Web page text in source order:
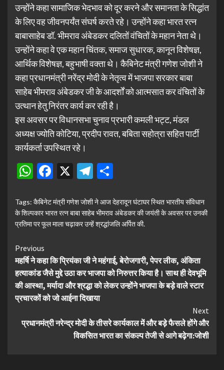
उन्होंने कहा सामाजिक भेदभाव को दूर करने और समानता के सिद्धांत
के लिए वह जीवनपर्यंत संघर्ष करते रहे। उन्होंने कहा भारत रत्न
बाबासाहेब डॉ. भीमराव अंबेडकर दलितों वंचितों के महान नेता थे।
उन्होंने कहा वे एक महान चिंतक, समाज सुधारक, कानून विशेषज्ञ,
आर्थिक विशेषज्ञ, बहुभाषी वक्ता थे। कैबिनेट मंत्री गणेश जोशी ने
कहा प्रधानमंत्री नरेंद्र मोदी के नेतृत्व में भाजपा सरकार बाबा
साहेब भीमराव अंबेडकर जी के आदर्शों को आत्मसात कर वंचितों के
उत्थान हेतु निरंतर कार्य कर रही है।
इस अवसर पर विधानसभा चुनाव प्रभारी कमली भट्ट, मंडल
अध्यक्ष ज्योति कोटिया, प्रदीप रावत, बबिता सहोत्रा सहित पार्टी
कार्यकर्ता उपस्थित रहे।
WhatsApp
Facebook
X Telegram
Tags: कैबिनेट मंत्री गणेश जोशी ने आज देहरादून घंटाघर स्थित भारतीय संविधान
के शिल्पकार भारत रत्न बाबा साहेब भीमराव अंबेडकर की जयंती के अवसर पर उनकी
प्रतिमा पर फूल माला चढ़ाकर उन्हें श्रद्धांजलि अर्पित की.
Continue
Reading
Previous
महर्षि ने कहा कि प्रियंका जी ने महंगाई, बेरोजगारी, पेपर लीक, अंकिता
हत्याकांड जैसे मुद्दे उठा कर भाजपा को निरुत्तर किया है। साथ ही देवभूमि
की आस्था, मर्यादा और श्रद्धा को लेकर उन्होंने भाजपा के बड़े वाले स्टार
प्रचारकों को जो आईना दिखाया
Next
प्रधानमंत्री नरेन्द्र मोदी के तीसरे कार्यकाल में और बड़े फैसले होंगे और
विकसित भारत का संकल्प तेजी से आगे बढ़ेगा:जोशी